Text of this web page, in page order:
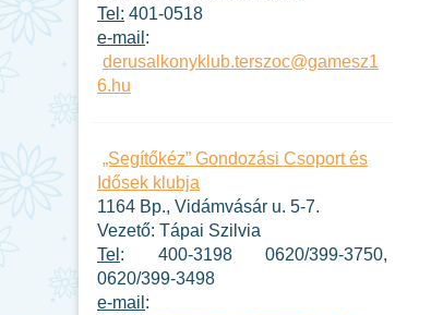
Tel: 401-0518
e-mail :
derusalkonyklub.terszoc@gamesz1
6.hu
„Segítőkéz” Gondozási Csoport és
Idősek klubja
1164 Bp., Vidámvásár u. 5-7.
Vezető: Tápai Szilvia
Tel : 400-3198 0620/399-3750,
0620/399-3498
e-mail :